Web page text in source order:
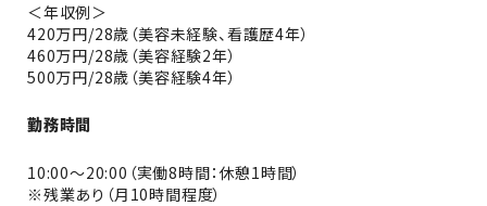
＜年収例＞
420万円/28歳（美容未経験、看護歴4年）
460万円/28歳（美容経験2年）
500万円/28歳（美容経験4年）
勤務時間
10:00〜20:00（実働8時間：休憩1時間）
※残業あり（月10時間程度）